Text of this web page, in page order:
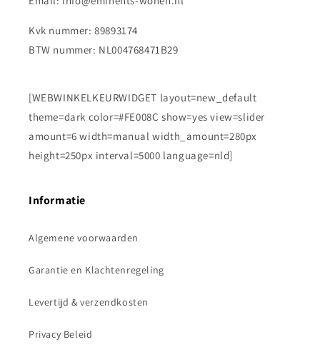
Kvk nummer: 89893174
BTW nummer: NL004768471B29
[WEBWINKELKEURWIDGET layout=new_default
theme=dark color=#FE008C show=yes view=slider
amount=6 width=manual width_amount=280px
height=250px interval=5000 language=nld]
Informatie
Algemene voorwaarden
Garantie en Klachtenregeling
Levertijd & verzendkosten
Privacy Beleid